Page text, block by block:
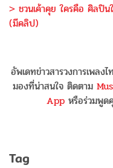
> ชวนเค้าคุย ใครคือ ศิลปิ
(มีคลิป)
อัพเดทข่าวสารวงการเพล
มองที่น่าสนใจ ติดตาม
App หรือร่วมพูด
Tag